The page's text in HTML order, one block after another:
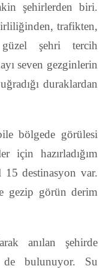
şehirlerden biri.
trafikten,
şehri tercih
seven gezginlerin
duraklardan
bölgede görülesi
için hazırladığım
15 destinasyon var.
gezip görün derim
anılan şehirde
de bulunuyor. Su